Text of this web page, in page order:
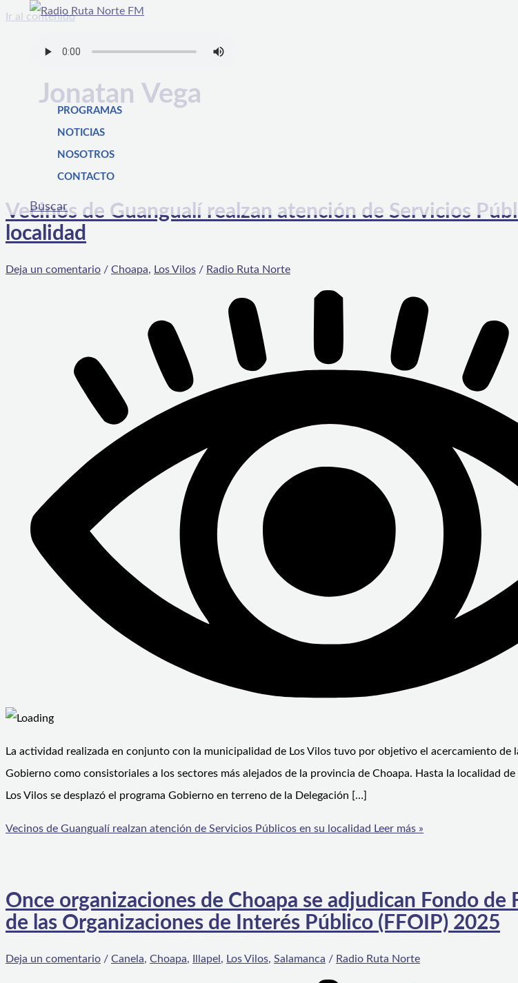
Ir al contenido
PROGRAMAS
NOTICIAS
NOSOTROS
CONTACTO
Buscar
Jonatan Vega
Vecinos de Guangualí realzan atención de Servicios
localidad
Deja un comentario / Choapa, Los Vilos / Radio Ruta Norte
La actividad realizada en conjunto con la municipalidad de Los Vilos tuvo por objetivo el acercamiento de
Gobierno como consistoriales a los sectores más alejados de la provincia de Choapa. Hasta la localidad
Los Vilos se desplazó el programa Gobierno en terreno de la Delegación […]
Vecinos de Guangualí realzan atención de Servicios Públicos en su localidad Leer más »
Once organizaciones de Choapa se adjudican Fondo
de las Organizaciones de Interés Público (FFOIP) 2025
Deja un comentario / Canela, Choapa, Illapel , Los Vilos, Salamanca / Radio Ruta Norte